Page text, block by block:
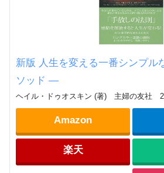
新版 人生を変える一番シンプル
ソッド ―
ヘイル・ドゥオスキン (著) 主婦の友社
Amazon
楽天